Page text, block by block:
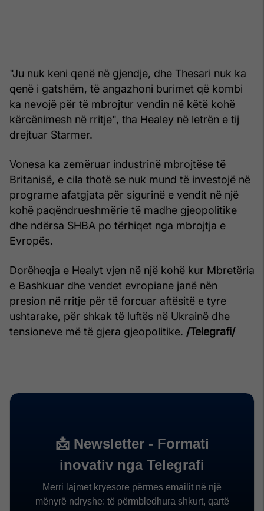
"Ju nuk keni qenë në gjendje, dhe Thesari nuk ka
qenë i gatshëm, të angazhoni burimet që kombi
ka nevojë për të mbrojtur vendin në këtë kohë
kërcënimesh në rritje", tha Healey në letrën e tij
drejtuar Starmer.
Vonesa ka zemëruar industrinë mbrojtëse të
Britanisë, e cila thotë se nuk mund të investojë në
programe afatgjata për sigurinë e vendit në një
kohë paqëndrueshmërie të madhe gjeopolitike
dhe ndërsa SHBA po tërhiqet nga mbrojtja e
Evropës.
Dorëheqja e Healyt vjen në një kohë kur Mbretëria
e Bashkuar dhe vendet evropiane janë nën
presion në rritje për të forcuar aftësitë e tyre
ushtarake, për shkak të luftës në Ukrainë dhe
tensioneve më të gjera gjeopolitike. /Telegrafi/